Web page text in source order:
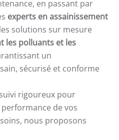
en passant par
experts en assainissement
solutions sur mesure
les polluants et les
un
sécurisé et conforme
rigoureux pour
de vos
nous proposons